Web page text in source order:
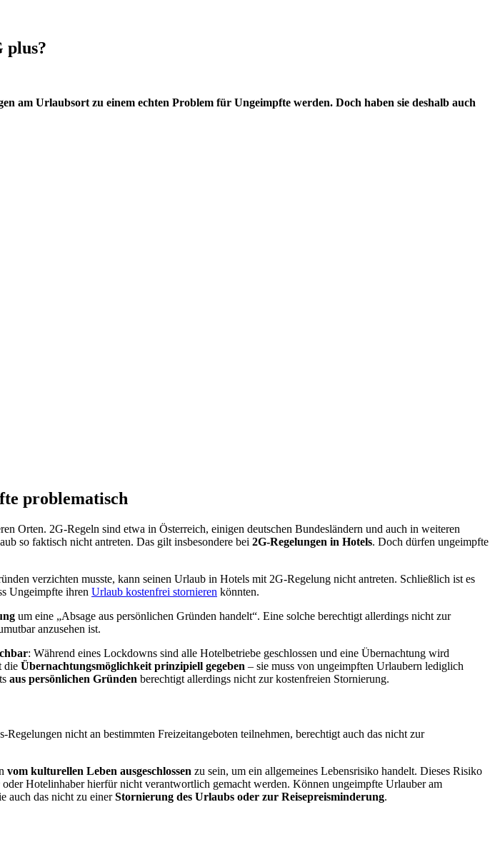
plus?
am Urlaubsort zu einem echten Problem für Ungeimpfte werden. Doch haben sie deshalb auch
problematisch
Orten. 2G-Regeln sind etwa in Österreich, einigen deutschen Bundesländern und auch in weiteren
so faktisch nicht antreten. Das gilt insbesondere bei 2G-Regelungen in Hotels. Doch dürfen ungeimpfte
verzichten musste, kann seinen Urlaub in Hotels mit 2G-Regelung nicht antreten. Schließlich ist es
Ungeimpfte ihren Urlaub kostenfrei stornieren könnten.
um eine „Absage aus persönlichen Gründen handelt“. Eine solche berechtigt allerdings nicht zur
anzusehen ist.
: Während eines Lockdowns sind alle Hotelbetriebe geschlossen und eine Übernachtung wird
die Übernachtungsmöglichkeit prinzipiell gegeben – sie muss von ungeimpften Urlaubern lediglich
aus persönlichen Gründen berechtigt allerdings nicht zur kostenfreien Stornierung.
nicht an bestimmten Freizeitangeboten teilnehmen, berechtigt auch das nicht zur
vom kulturellen Leben ausgeschlossen zu sein, um ein allgemeines Lebensrisiko handelt. Dieses Risiko
oder Hotelinhaber hierfür nicht verantwortlich gemacht werden. Können ungeimpfte Urlauber am
auch das nicht zu einerStornierung des Urlaubs oder zur Reisepreisminderung.